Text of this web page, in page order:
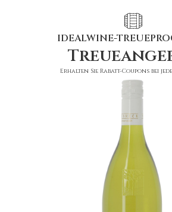
IDEALWINE-
Erhalten Sie Rabatt-Coupons bei